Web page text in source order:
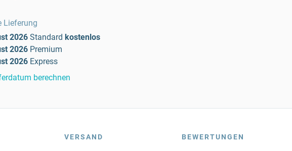
Lieferung
2026 Standard kostenlos
2026 Premium
2026 Express
berechnen
VERSAND BEWERTUNGEN